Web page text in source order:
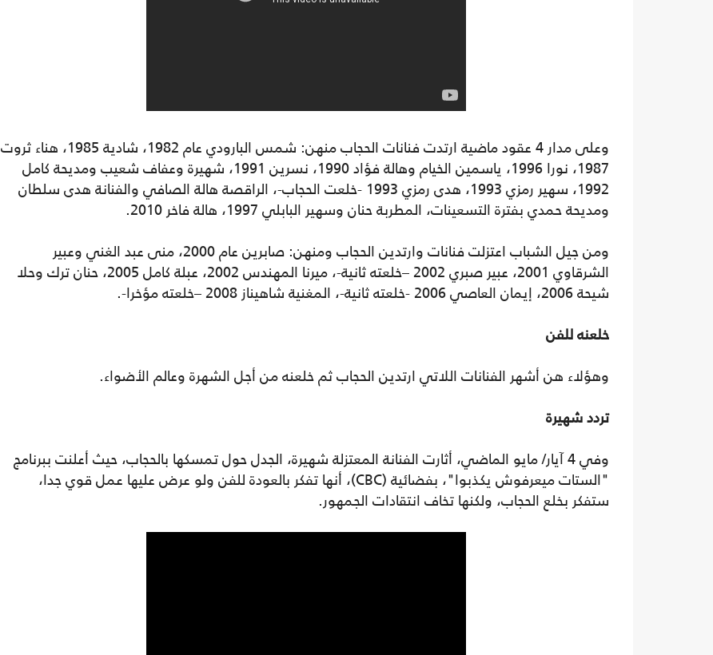
وعلى مدار 4 عقود ماضية ارتدت فنانات الحجاب منهن: شمس البارودي عام 1982، شادية 1985، هناء ثروت
1987، نورا 1996، ياسمين الخيام وهالة فؤاد 1990، نسرين 1991، شهيرة وعفاف شعيب ومديحة كامل
1992، سهير رمزي 1993، هدى رمزي 1993 -خلعت الحجاب-، الراقصة هالة الصافي والفنانة هدى سلطان
ومديحة حمدي بفترة التسعينات، المطربة حنان وسهير البابلي 1997، هالة فاخر 2010.
ومن جيل الشباب اعتزلت فنانات وارتدين الحجاب ومنهن: صابرين عام 2000، منى عبد الغني وعبير
الشرقاوي 2001، عبير صبري 2002 –خلعته ثانية-، ميرنا المهندس 2002، عبلة كامل 2005، حنان ترك وحلا
شيحة 2006، إيمان العاصي 2006 -خلعته ثانية-، المغنية شاهيناز 2008 –خلعته مؤخرا-.
خلعنه للفن
وهؤلاء هن أشهر الفنانات اللاتي ارتدين الحجاب ثم خلعنه من أجل الشهرة وعالم الأضواء.
تردد شهيرة
وفي 4 آيار/ مايو الماضي، أثارت الفنانة المعتزلة شهيرة، الجدل حول تمسكها بالحجاب، حيث أعلنت ببرنامج
"الستات ميعرفوش يكذبوا"، بفضائية (CBC)، أنها تفكر بالعودة للفن ولو عرض عليها عمل قوي جدا،
ستفكر بخلع الحجاب، ولكنها تخاف انتقادات الجمهور.